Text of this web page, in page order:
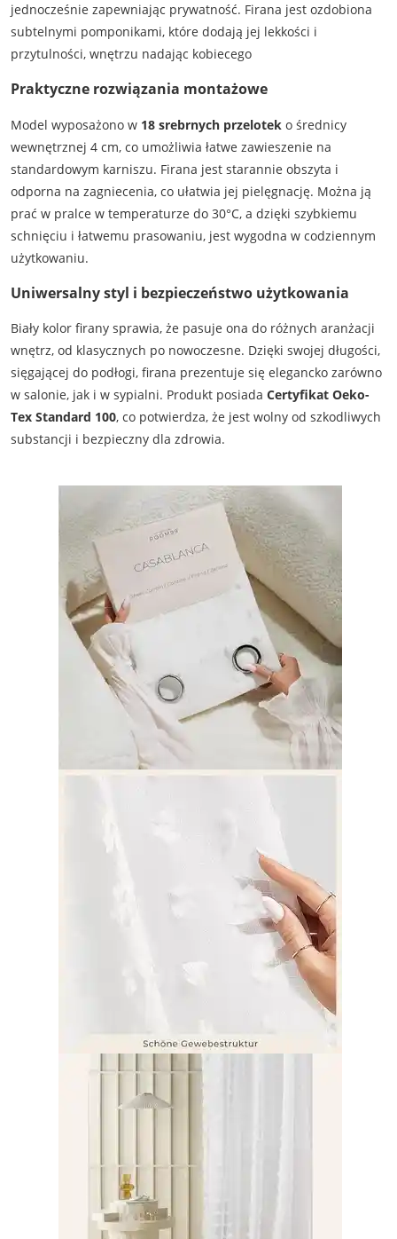
jednocześnie zapewniając prywatność. Firana jest ozdobiona
subtelnymi pomponikami, które dodają jej lekkości i
przytulności, wnętrzu nadając kobiecego
Praktyczne rozwiązania montażowe
Model wyposażono w 18 srebrnych przeloteko średnicy
wewnętrznej 4 cm, co umożliwia łatwe zawieszenie na
standardowym karniszu. Firana jest starannie obszyta i
odporna na zagniecenia, co ułatwia jej pielęgnację. Można ją
prać w pralce w temperaturze do 30°C, a dzięki szybkiemu
schnięciu i łatwemu prasowaniu, jest wygodna w codziennym
użytkowaniu.
Uniwersalny styl i bezpieczeństwo użytkowania
Biały kolor firany sprawia, że pasuje ona do różnych aranżacji
wnętrz, od klasycznych po nowoczesne. Dzięki swojej długości,
sięgającej do podłogi, firana prezentuje się elegancko zarówno
w salonie, jak i w sypialni. Produkt posiada Certyfikat Oeko-
Tex Standard 100, co potwierdza, że jest wolny od szkodliwych
substancji i bezpieczny dla zdrowia.